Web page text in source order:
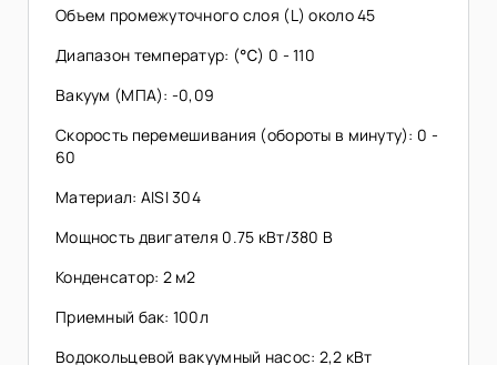
Объем промежуточного слоя (L) около 45
Диапазон температур: (℃) 0 - 110
Вакуум (МПА): -0,09
Скорость перемешивания (обороты в минуту): 0 -
60
Материал: AISI 304
Мощность двигателя 0.75 кВт/380 В
Конденсатор: 2 м2
Приемный бак: 100л
Водокольцевой вакуумный насос: 2,2 кВт